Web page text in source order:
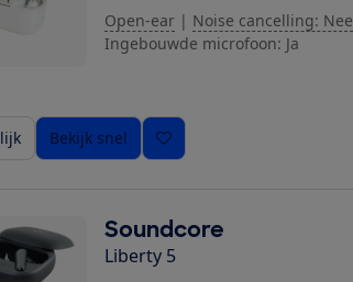
Open-ear | Noise cancelling: Nee
Ingebouwde microfoon: Ja
Bekijk snel
Soundcore
Liberty 5